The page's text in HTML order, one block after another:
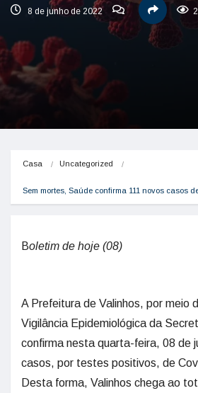
8 de junho de 2022
Casa Uncategorized
Sem mortes, Saúde confirma 111 novos casos
Boletim de hoje (08)
A Prefeitura de Valinhos, por meio
Vigilância Epidemiológica da
confirma nesta quarta-feira, 08 de
casos, por testes positivos, de
Desta forma, Valinhos chega ao